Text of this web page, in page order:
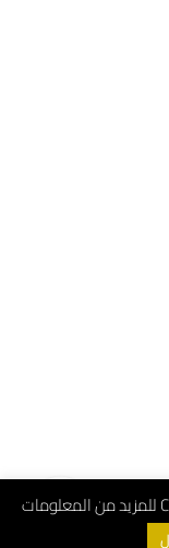
هذا الموقع يستخدم ملف تعريف الارتباط Cookie للمزيد من المعلومات